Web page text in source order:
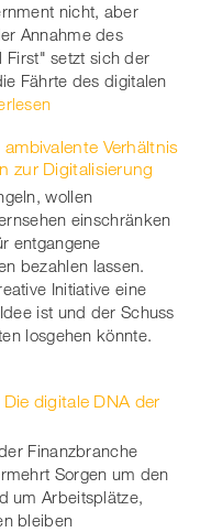
nicht, aber
Annahme des
First" setzt sich der
Fährte des digitalen
ambivalente Verhältnis
zur Digitalisierung
wollen
einschränken
entgangene
bezahlen lassen.
Initiative eine
ist und der Schuss
losgehen könnte.
digitale DNA der
Finanzbranche
Sorgen um den
um Arbeitsplätze,
bleiben